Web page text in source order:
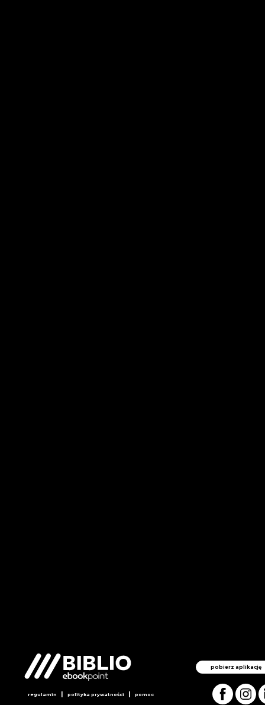
pobierz aplikację
regulamin | polityka prywatności | pomoc